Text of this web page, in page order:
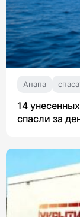
Анапа
14
спасли за